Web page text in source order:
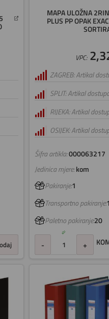
MAPA ULOŽNA
PLUS PP OPAK
Šifra artikla:000063217
VPC:
ZAGREB: Artikal
SPLIT: Artikal
RIJEKA: Artikal
OSIJEK: Artikal
Jedinica mjere:kom
Pakiranje:1
Transportno pakiranje:1
Paletno pakiranje:20
- +